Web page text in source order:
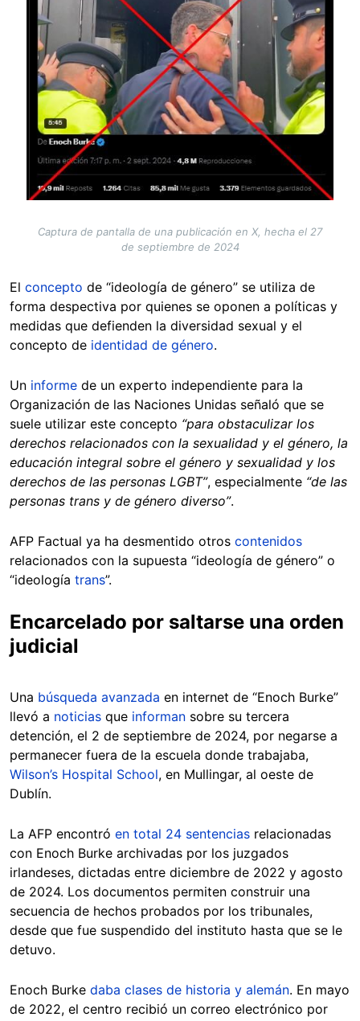
Captura de pantalla de una publicación en X, hecha el 27
de septiembre de 2024
El concepto de “ideología de género” se utiliza de
forma despectiva por quienes se oponen a políticas y
medidas que defienden la diversidad sexual y el
concepto de identidad de género.
Un informe de un experto independiente para la
Organización de las Naciones Unidas señaló que se
suele utilizar este concepto “para obstaculizar los
derechos relacionados con la sexualidad y el género, la
educación integral sobre el género y sexualidad y los
derechos de las personas LGBT”, especialmente “de las
personas trans y de género diverso”.
AFP Factual ya ha desmentido otros contenidos
relacionados con la supuesta “ideología de género” o
“ideología trans”.
Encarcelado por saltarse una orden
judicial
Una búsqueda avanzada en internet de “Enoch Burke”
llevó a noticias que informan sobre su tercera
detención, el 2 de septiembre de 2024, por negarse a
permanecer fuera de la escuela donde trabajaba,
Wilson’s Hospital School, en Mullingar, al oeste de
Dublín.
La AFP encontró en total 24 sentencias relacionadas
con Enoch Burke archivadas por los juzgados
irlandeses, dictadas entre diciembre de 2022 y agosto
de 2024. Los documentos permiten construir una
secuencia de hechos probados por los tribunales,
desde que fue suspendido del instituto hasta que se le
detuvo.
Enoch Burke daba clases de historia y alemán. En mayo
de 2022, el centro recibió un correo electrónico por